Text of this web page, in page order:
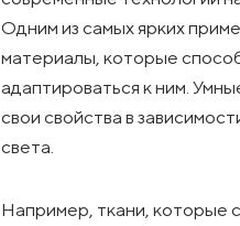
Одним из самых ярких
материалы, которые
адаптироваться к ним.
свои свойства в
света.
Например, ткани, которые